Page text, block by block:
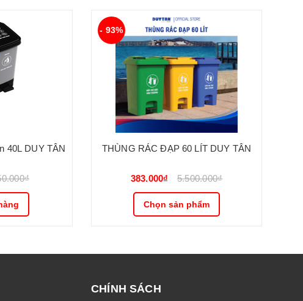
40L DUY TÂN
- 93%
THÙNG RÁC ĐẠP 60 LÍT DUY TÂN
383.000₫ 5.500.000₫
Chọn sản phẩm
CHÍNH SÁCH